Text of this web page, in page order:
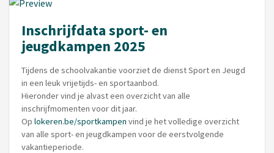
Inschrijfdata sport- en
jeugdkampen 2025
Tijdens de schoolvakantie voorziet de dienst Sport en Jeugd
in een leuk vrijetijds- en sportaanbod.
Hieronder vind je alvast een overzicht van alle
inschrijfmomenten voor dit jaar.
Op lokeren.be/sportkampen vind je het volledige overzicht
van alle sport- en jeugdkampen voor de eerstvolgende
vakantieperiode.